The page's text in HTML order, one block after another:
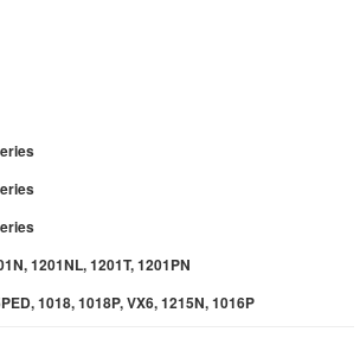
1201NL, 1201T, 1201PN
1018, 1018P, VX6, 1215N, 1016P